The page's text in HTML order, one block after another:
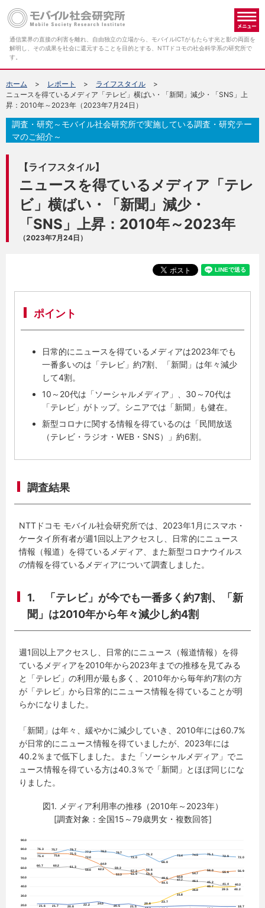
通信業界の直接の利害を離れ、自由独立の立場から、モバイルICTがもたらす光と影の両面を
解明し、その成果を社会に還元することを目的とする、NTTドコモの社会科学系の研究所で
す。
ホーム レポート
ライフスタイル
ニュースを得ているメディア「テレビ」横ばい・「新聞」減少・「SNS」上
昇：2010年～2023年（2023年7月24日）
【ライフスタイル】
ニュースを得ているメディア「テレ
ビ」横ばい・「新聞」減少・
「SNS」上昇：2010年～2023年
（2023年7月24日）
調査・研究～モバイル社会研究所で実施している調査・研究テー
マのご紹介～
ポイント
日常的にニュースを得ているメディアは2023年でも
一番多いのは「テレビ」約7割、「新聞」は年々減少
して4割。
10～20代は「ソーシャルメディア」、30～70代は
「テレビ」がトップ。シニアでは「新聞」も健在。
新型コロナに関する情報を得ているのは「民間放送
（テレビ・ラジオ・WEB・SNS）」約6割。
調査結果
NTTドコモ モバイル社会研究所では、2023年1月にスマホ・
ケータイ所有者が週1回以上アクセスし、日常的にニュース
情報（報道）を得ているメディア、また新型コロナウイルス
の情報を得ているメディアについて調査しました。
1. 「テレビ」が今でも一番多く約7割、「新
聞」は2010年から年々減少し約4割
週1回以上アクセスし、日常的にニュース（報道情報）を得
ているメディアを2010年から2023年までの推移を見てみる
と「テレビ」の利用が最も多く、2010年から毎年約7割の方
が「テレビ」から日常的にニュース情報を得ていることが明
らかになりました。
「新聞」は年々、緩やかに減少していき、2010年には60.7%
が日常的にニュース情報を得ていましたが、2023年には
40.2％まで低下しました。また「ソーシャルメディア」でニ
ュース情報を得ている方は40.3％で「新聞」とほぼ同じにな
りました。
図1. メディア利用率の推移（2010年～2023年）
[調査対象：全国15～79歳男女・複数回答]